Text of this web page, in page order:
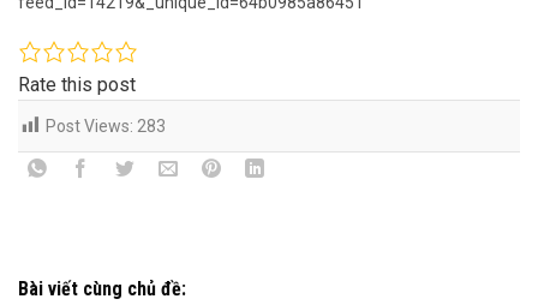
Rate this post
Post Views: 283
Bài viết cùng chủ đề: